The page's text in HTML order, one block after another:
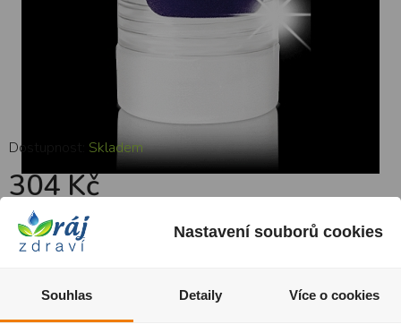
Dostupnost: Skladem
304 Kč
Nastavení souborů cookies
Souhlas Detaily Více o cookies